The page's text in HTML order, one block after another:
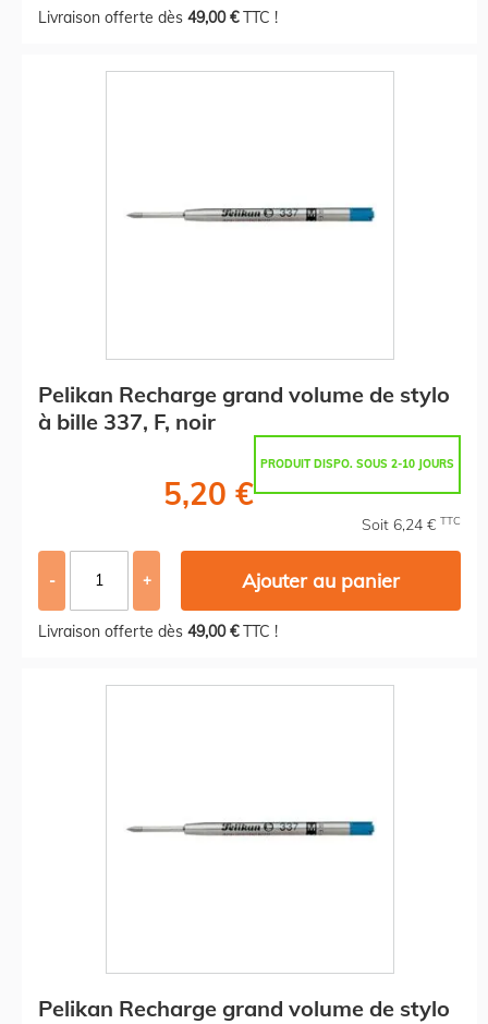
Livraison offerte dès 49,00 €TTC !
Pelikan Recharge grand volume de stylo
à bille 337, F, noir
PRODUIT DISPO. SOUS 2-10 JOURS
5,20 €
Soit 6,24 € TTC
- + Ajouter au panier
Livraison offerte dès 49,00 €TTC !
Pelikan Recharge grand volume de stylo